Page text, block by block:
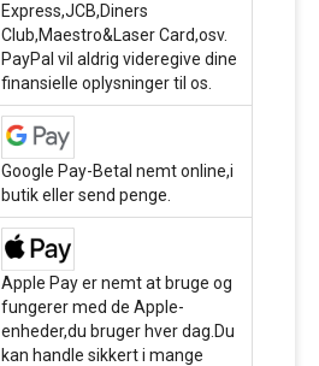
Express,JCB,Diners
Club,Maestro&Laser Card,osv.
PayPal vil aldrig videregive dine
finansielle oplysninger til os.
Google Pay-Betal nemt online,i
butik eller send penge.
Apple Pay er nemt at bruge og
fungerer med de Apple-
enheder,du bruger hver dag.Du
kan handle sikkert i mange